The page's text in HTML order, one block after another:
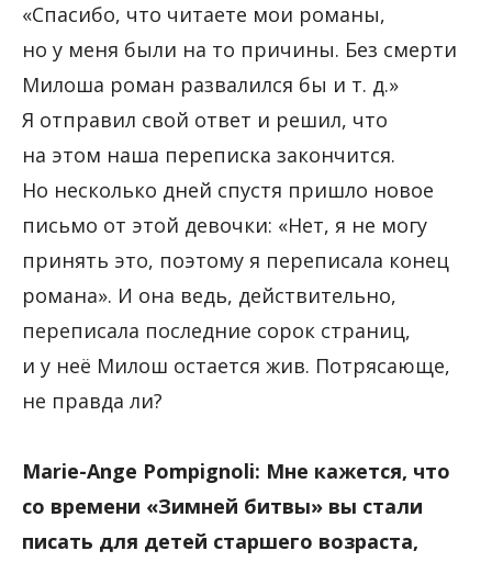
«Спасибо, что читаете мои романы,
но у меня были на то причины. Без смерти
Милоша роман развалился бы и т. д.»
Я отправил свой ответ и решил, что
на этом наша переписка закончится.
Но несколько дней спустя пришло новое
письмо от этой девочки: «Нет, я не могу
принять это, поэтому я переписала конец
романа». И она ведь, действительно,
переписала последние сорок страниц,
и у неё Милош остается жив. Потрясающе,
не правда ли?
Marie-Ange Pompignoli: Мне кажется, что
со времени «Зимней битвы» вы стали
писать для детей старшего возраста,